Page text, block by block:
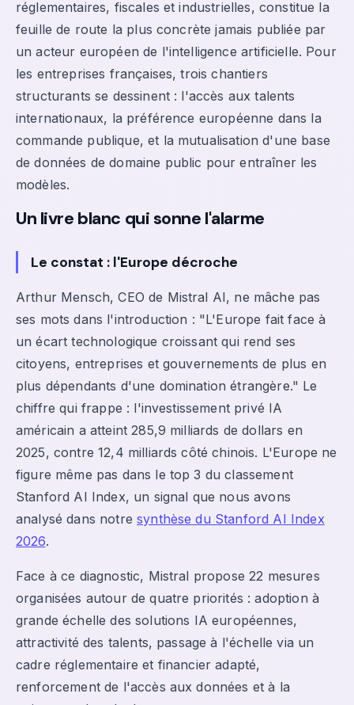
réglementaires, fiscales et industrielles, constitue la
feuille de route la plus concrète jamais publiée par
un acteur européen de l'intelligence artificielle. Pour
les entreprises françaises, trois chantiers
structurants se dessinent : l'accès aux talents
internationaux, la préférence européenne dans la
commande publique, et la mutualisation d'une base
de données de domaine public pour entraîner les
modèles.
Un livre blanc qui sonne l'alarme
Le constat : l'Europe décroche
Arthur Mensch, CEO de Mistral AI, ne mâche pas
ses mots dans l'introduction : "L'Europe fait face à
un écart technologique croissant qui rend ses
citoyens, entreprises et gouvernements de plus en
plus dépendants d'une domination étrangère." Le
chiffre qui frappe : l'investissement privé IA
américain a atteint 285,9 milliards de dollars en
2025, contre 12,4 milliards côté chinois. L'Europe ne
figure même pas dans le top 3 du classement
Stanford AI Index, un signal que nous avons
analysé dans notresynthèse du Stanford AI Index
2026.
Face à ce diagnostic, Mistral propose 22 mesures
organisées autour de quatre priorités : adoption à
grande échelle des solutions IA européennes,
attractivité des talents, passage à l'échelle via un
cadre réglementaire et financier adapté,
renforcement de l'accès aux données et à la